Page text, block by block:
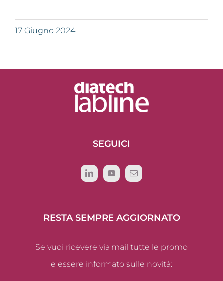
17 Giugno 2024
SEGUICI
RESTA SEMPRE AGGIORNATO
Se vuoi ricevere via mail tutte le promo
e essere informato sulle novità: